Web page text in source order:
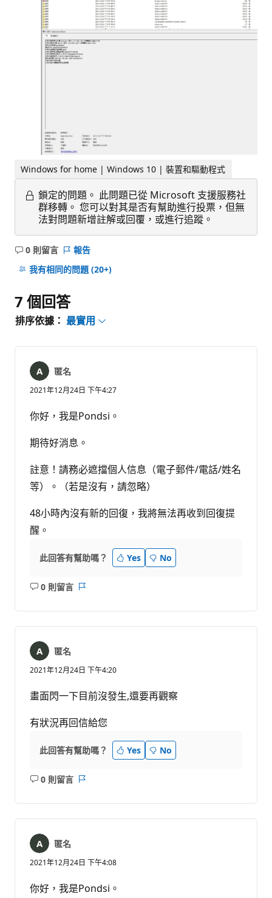
Windows for home | Windows 10 | 裝置和驅動程式
鎖定的問題。 此問題已從 Microsoft 支援服務社
群移轉。 您可以對其是否有幫助進行投票，但無
法對問題新增註解或回覆，或進行追蹤。
0 則留言
沒
有
言
報告
我有相同的問題 (20+)
7 個回答
排序依據： 最實用
匿名
2021年12月24日 下午4:27
你好，我是Pondsi。
期待好消息。
註意！請務必遮擋個人信息（電子郵件/電話/姓名
等）。（若是沒有，請忽略）
48小時內沒有新的回復，我將無法再收到回復提
醒。
此回答有幫助嗎？ Yes No
0 則留言
沒
言
匿名
2021年12月24日 下午4:20
畫面閃一下目前沒發生,還要再觀察
有狀況再回信給您
此回答有幫助嗎？ Yes No
0 則留言
沒
言
匿名
2021年12月24日 下午4:08
你好，我是Pondsi。